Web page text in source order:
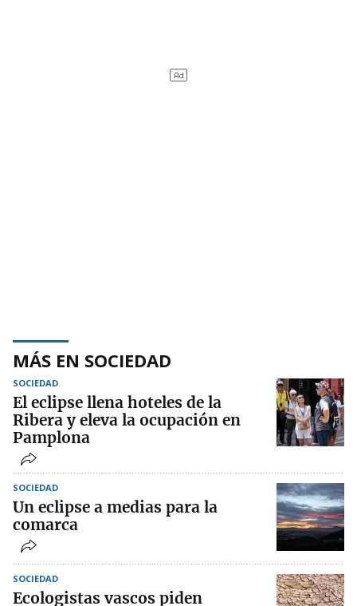
MÁS EN SOCIEDAD
SOCIEDAD
El eclipse llena hoteles de la
Ribera y eleva la ocupación en
Pamplona
SOCIEDAD
Un eclipse a medias para la
comarca
SOCIEDAD
Ecologistas vascos piden